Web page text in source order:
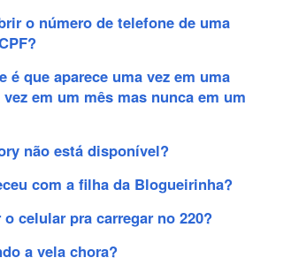
o número de telefone de uma
é que aparece uma vez em uma
em um mês mas nunca em um
não está disponível?
com a filha da Blogueirinha?
celular pra carregar no 220?
a vela chora?